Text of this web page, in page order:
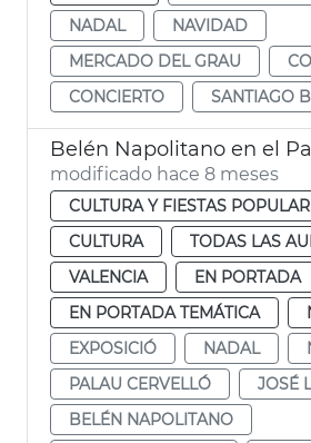
NADAL
NAVIDAD
MERCADO DEL GRAU
CONCIERTO
SANTIAGO
modificado hace 8 meses
CULTURA Y FIESTAS
CULTURA
TODAS LAS
VALENCIA
EN PORTADA
EN PORTADA TEMÁTICA
EXPOSICIÓ
NADAL
PALAU CERVELLÓ
JOSÉ
BELÉN NAPOLITANO